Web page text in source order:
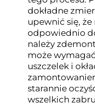
dokładne
upewnić się,
odpowiednio
należy
może
uszczelek i
starannie
wszelkich